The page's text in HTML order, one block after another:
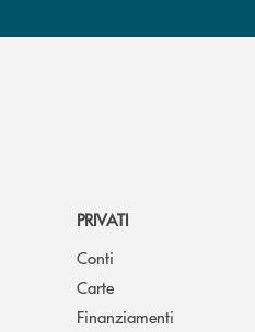
PRIVATI
Conti
Carte
Finanziamenti